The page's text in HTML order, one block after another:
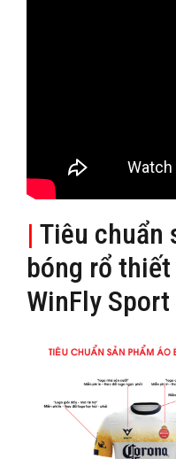
| Tiêu chuẩn
bóng rổ
WinFly Sport